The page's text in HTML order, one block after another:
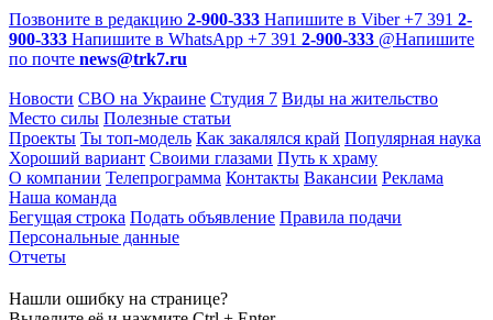
Позвоните в редакцию 2-900-333 Напишите в Viber +7 391 2-
900-333 Напишите в WhatsApp +7 391 2-900-333 @Напишите
по почте news@trk7.ru
Новости СВО на Украине Студия 7 Виды на жительство
Место силы Полезные статьи
Проекты Ты топ-модель Как закалялся край Популярная наука
Хороший вариант Своими глазами Путь к храму
О компании Телепрограмма Контакты Вакансии Реклама
Наша команда
Бегущая строка Подать объявление Правила подачи
Персональные данные
Отчеты
Нашли ошибку на странице?